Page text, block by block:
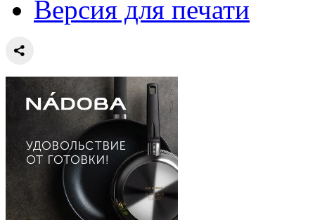
Версия для печати